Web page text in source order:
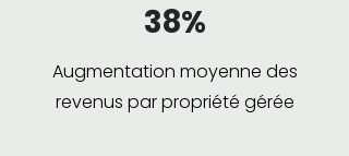
38%
Augmentation moyenne des
revenus par propriété gérée